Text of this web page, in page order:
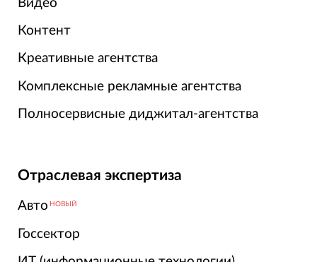
Видео
Контент
Креативные агентства
Комплексные рекламные агентства
Полносервисные диджитал-агентства
Отраслевая экспертиза
Авто НОВЫЙ
Госсектор